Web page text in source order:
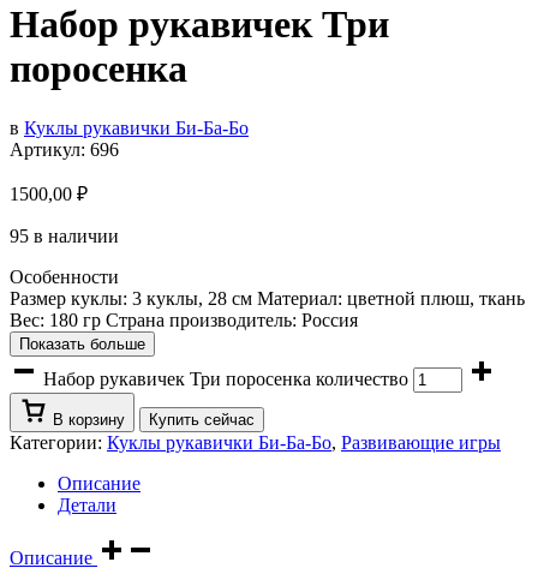
Набор рукавичек Три
поросенка
в Куклы рукавички Би-Ба-Бо
Артикул: 696
1500,00 ₽
95 в наличии
Особенности
Размер куклы: 3 куклы, 28 см Материал: цветной плюш, ткань
Вес: 180 гр Страна производитель: Россия
Показать больше
Набор рукавичек Три поросенка количество
В корзину Купить сейчас
Категории: Куклы рукавички Би-Ба-Бо, Развивающие игры
Описание
Детали
Описание